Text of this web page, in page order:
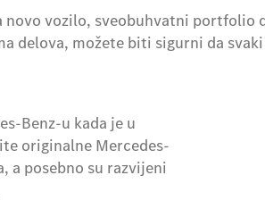
vozilo, sveobuhvatni portfolio
delova, možete biti sigurni da
Benz-u kada je u
originalne Mercedes-
a posebno su razvijeni